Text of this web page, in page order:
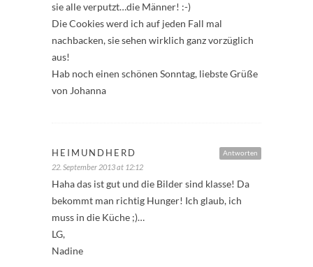
sie alle verputzt…die Männer! :-)
Die Cookies werd ich auf jeden Fall mal
nachbacken, sie sehen wirklich ganz vorzüglich
aus!
Hab noch einen schönen Sonntag, liebste Grüße
von Johanna
Antworten
HEIMUNDHERD
22. September 2013 at 12:12
Haha das ist gut und die Bilder sind klasse! Da
bekommt man richtig Hunger! Ich glaub, ich
muss in die Küche ;)…
LG,
Nadine